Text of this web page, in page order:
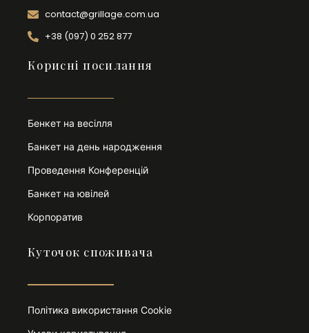
contact@grillage.com.ua
+38 (097) 0 252 877
Корисні посилання
Бенкет на весілля
Банкет на день народження
Проведення Конференцій
Банкет на ювілей
Корпоратив
Куточок споживача
Політика використання Cookie